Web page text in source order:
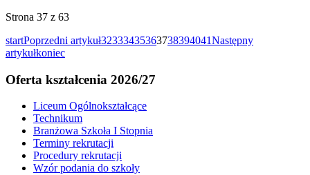
Strona 37 z 63
startPoprzedni artykuł32333435363738394041Następny
artykułkoniec
Oferta kształcenia 2026/27
Liceum Ogólnokształcące
Technikum
Branżowa Szkoła I Stopnia
Terminy rekrutacji
Procedury rekrutacji
Wzór podania do szkoły